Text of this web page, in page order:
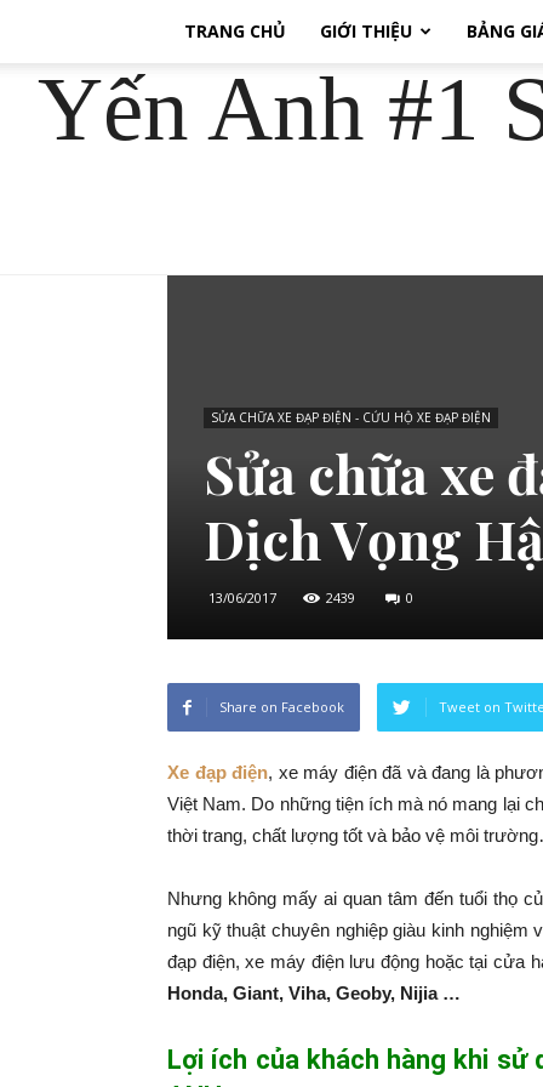
TRANG CHỦ GIỚI THIỆU BẢNG
Yến Anh #1
SỬA CHỮA XE ĐẠP ĐIỆN - CỨU HỘ XE ĐẠP ĐIỆN
Sửa chữa xe
Dịch Vọng
13/06/2017 2439 0
Share on Facebook Tweet on
Xe đạp điện, xe máy điện đã và đang là
Việt Nam. Do những tiện ích mà nó mang lại
thời trang, chất lượng tốt và bảo vệ môi
Nhưng không mấy ai quan tâm đến tuổi thọ
ngũ kỹ thuật chuyên nghiệp giàu kinh
đạp điện, xe máy điện lưu động hoặc tại cửa
Honda, Giant, Viha, Geoby, Nijia …
Lợi ích của khách hàng khi sử